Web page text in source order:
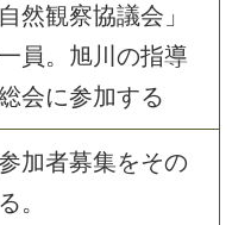
然観察協議会」
員。旭川の指導
会に参加する
加者募集をその
。